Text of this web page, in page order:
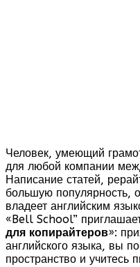
Человек, умеющий
для любой компании
Написание статей,
большую популярность,
владеет английским
«Bell School”
для копирайтеров»:
английского языка, вы
пространство и учитесь